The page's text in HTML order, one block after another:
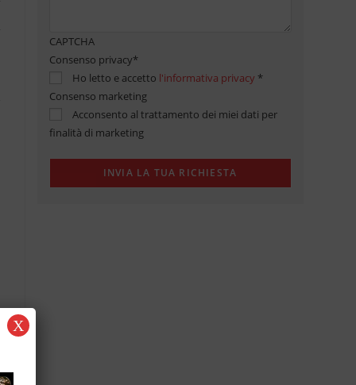
CAPTCHA
Consenso privacy*
Ho letto e accetto l'informativa privacy *
Consenso marketing
Acconsento al trattamento dei miei dati per
finalità di marketing
X